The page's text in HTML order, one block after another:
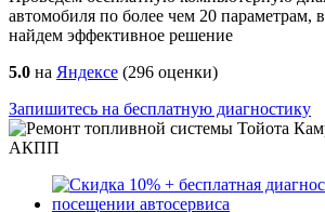
автомобиля по более чем 20 параметрам,
найдем эффективное решение
5.0 на Яндексе (296 оценки)
Запишитесь на бесплатную диагностику